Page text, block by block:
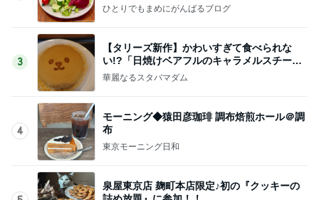
ひとりでもまめにがんばるブログ
3
【タリーズ新作】かわいすぎて食べられな
い!?「日焼けベアフルのキャラメルスチーム
ケーキ」を実食
華麗なるスタバマダム
4
モーニング◆猿田彦珈琲 調布焙煎ホール＠調
布
東京モーニング日和
泉屋東京店 麹町本店限定♪初の『クッキーの